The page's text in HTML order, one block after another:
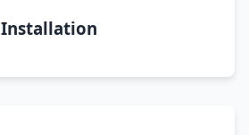
Installation